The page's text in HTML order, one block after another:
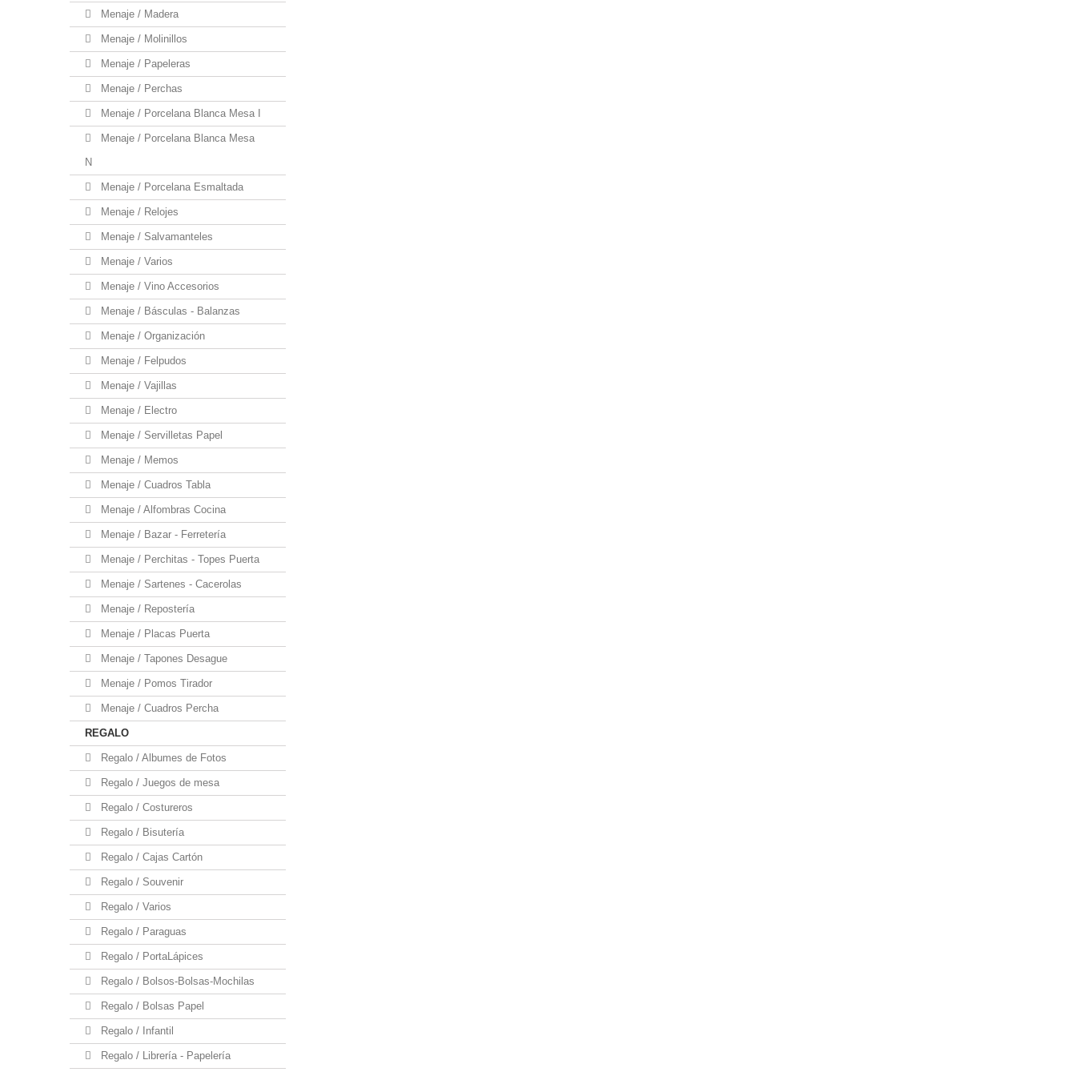
Menaje / Madera
Menaje / Molinillos
Menaje / Papeleras
Menaje / Perchas
Menaje / Porcelana Blanca Mesa I
Menaje / Porcelana Blanca Mesa
N
Menaje / Porcelana Esmaltada
Menaje / Relojes
Menaje / Salvamanteles
Menaje / Varios
Menaje / Vino Accesorios
Menaje / Básculas - Balanzas
Menaje / Organización
Menaje / Felpudos
Menaje / Vajillas
Menaje / Electro
Menaje / Servilletas Papel
Menaje / Memos
Menaje / Cuadros Tabla
Menaje / Alfombras Cocina
Menaje / Bazar - Ferretería
Menaje / Perchitas - Topes Puerta
Menaje / Sartenes - Cacerolas
Menaje / Repostería
Menaje / Placas Puerta
Menaje / Tapones Desague
Menaje / Pomos Tirador
Menaje / Cuadros Percha
REGALO
Regalo / Albumes de Fotos
Regalo / Juegos de mesa
Regalo / Costureros
Regalo / Bisutería
Regalo / Cajas Cartón
Regalo / Souvenir
Regalo / Varios
Regalo / Paraguas
Regalo / PortaLápices
Regalo / Bolsos-Bolsas-Mochilas
Regalo / Bolsas Papel
Regalo / Infantil
Regalo / Librería - Papelería